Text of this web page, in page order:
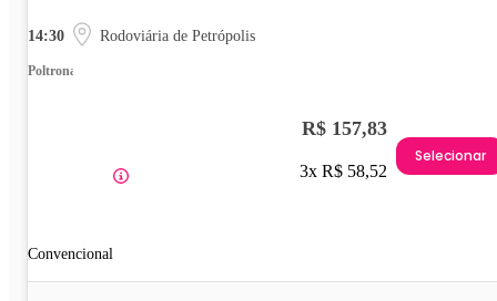
14:30 Rodoviária de Petrópolis
Poltrona
Convencional
R$ 157,83
3x R$ 58,52
Selecionar